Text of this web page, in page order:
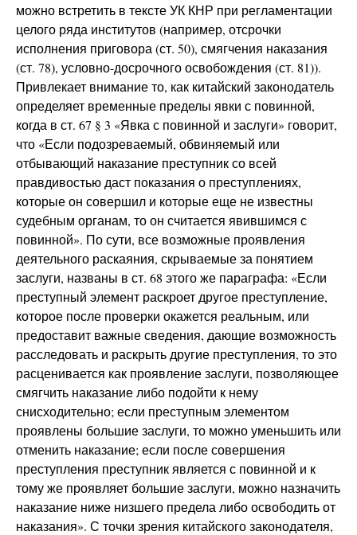
можно встретить в тексте УК КНР при регламентации
целого ряда институтов (например, отсрочки
исполнения приговора (ст. 50), смягчения наказания
(ст. 78), условно-досрочного освобождения (ст. 81)).
Привлекает внимание то, как китайский законодатель
определяет временные пределы явки с повинной,
когда в ст. 67 § 3 «Явка с повинной и заслуги» говорит,
что «Если подозреваемый, обвиняемый или
отбывающий наказание преступник со всей
правдивостью даст показания о преступлениях,
которые он совершил и которые еще не известны
судебным органам, то он считается явившимся с
повинной». По сути, все возможные проявления
деятельного раскаяния, скрываемые за понятием
заслуги, названы в ст. 68 этого же параграфа: «Если
преступный элемент раскроет другое преступление,
которое после проверки окажется реальным, или
предоставит важные сведения, дающие возможность
расследовать и раскрыть другие преступления, то это
расценивается как проявление заслуги, позволяющее
смягчить наказание либо подойти к нему
снисходительно; если преступным элементом
проявлены большие заслуги, то можно уменьшить или
отменить наказание; если после совершения
преступления преступник является с повинной и к
тому же проявляет большие заслуги, можно назначить
наказание ниже низшего предела либо освободить от
наказания». С точки зрения китайского законодателя,